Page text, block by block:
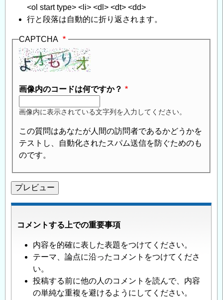
<ol start type> <li> <dl> <dt> <dd>
行と段落は自動的に折り返されます。
CAPTCHA
画像内のコードは何ですか？
画像内に表示されている文字列を入力してください。
この質問はあなたが人間の訪問者であるかどうかを
テストし、自動化されたスパム送信を防ぐためのも
のです。
コメントする上での重要事項
内容を的確に表した表題をつけてください。
テーマ、論点に沿ったコメントをつけてくださ
い。
投稿する前に他の人のコメントを読んで、内容
の単純な重複を避けるようにしてください。